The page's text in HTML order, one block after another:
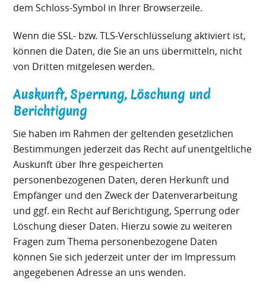
dem Schloss-Symbol in Ihrer Browserzeile.
Wenn die SSL- bzw. TLS-Verschlüsselung aktiviert ist,
können die Daten, die Sie an uns übermitteln, nicht
von Dritten mitgelesen werden.
Auskunft, Sperrung, Löschung und
Berichtigung
Sie haben im Rahmen der geltenden gesetzlichen
Bestimmungen jederzeit das Recht auf unentgeltliche
Auskunft über Ihre gespeicherten
personenbezogenen Daten, deren Herkunft und
Empfänger und den Zweck der Datenverarbeitung
und ggf. ein Recht auf Berichtigung, Sperrung oder
Löschung dieser Daten. Hierzu sowie zu weiteren
Fragen zum Thema personenbezogene Daten
können Sie sich jederzeit unter der im Impressum
angegebenen Adresse an uns wenden.